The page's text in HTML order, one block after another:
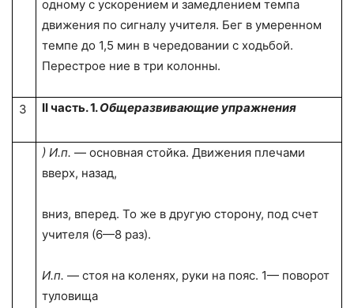
одному с ускорением и замедлением темпа
движения по сигналу учителя. Бег в умеренном
темпе до 1,5 мин в чередовании с ходьбой.
Перестрое ние в три колонны.
3 IIчасть.1.Общеразвивающие упражнения
) И.п.— основная стойка. Движения плечами
вверх, назад,
вниз, вперед. То же в другую сторону, под счет
учителя (6—8 раз).
И.п.— стоя на коленях, руки на пояс. 1— поворот
туловища